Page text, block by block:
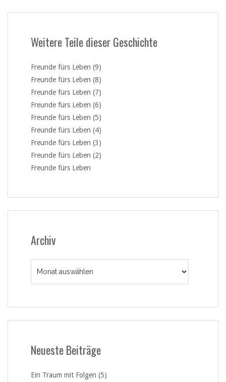
Weitere Teile dieser Geschichte
Freunde fürs Leben (9)
Freunde fürs Leben (8)
Freunde fürs Leben (7)
Freunde fürs Leben (6)
Freunde fürs Leben (5)
Freunde fürs Leben (4)
Freunde fürs Leben (3)
Freunde fürs Leben (2)
Freunde fürs Leben
Archiv
Neueste Beiträge
Ein Traum mit Folgen (5)